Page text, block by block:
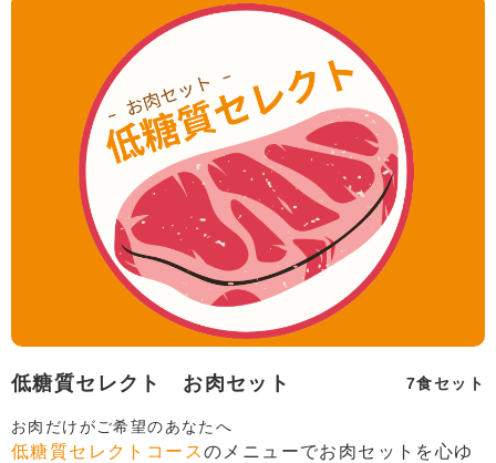
低糖質セレクト お肉セット 7食セット
お肉だけがご希望のあなたへ
低糖質セレクトコースのメニューでお肉セットを心ゆ